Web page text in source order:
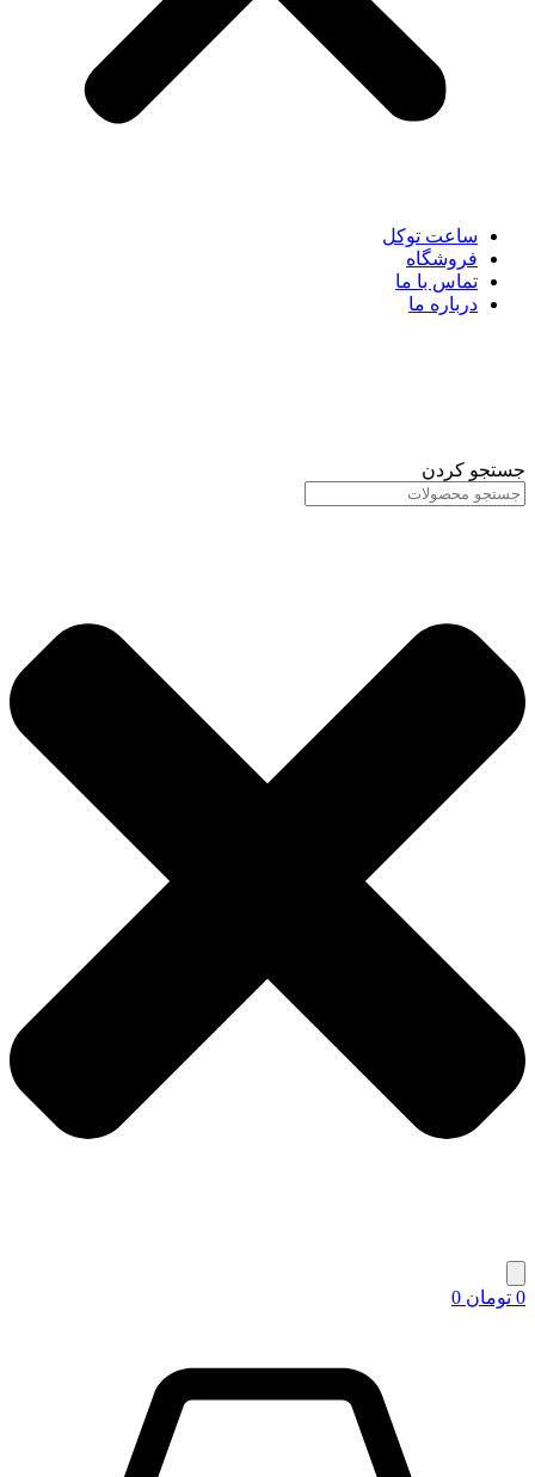
ساعت توکل
فروشگاه
تماس با ما
درباره ما
جستجو کردن
0 تومان 0